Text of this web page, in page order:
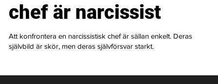
chef är narcissist
Att konfrontera en narcissistisk chef är sällan enkelt. Deras
självbild är skör, men deras självförsvar starkt.